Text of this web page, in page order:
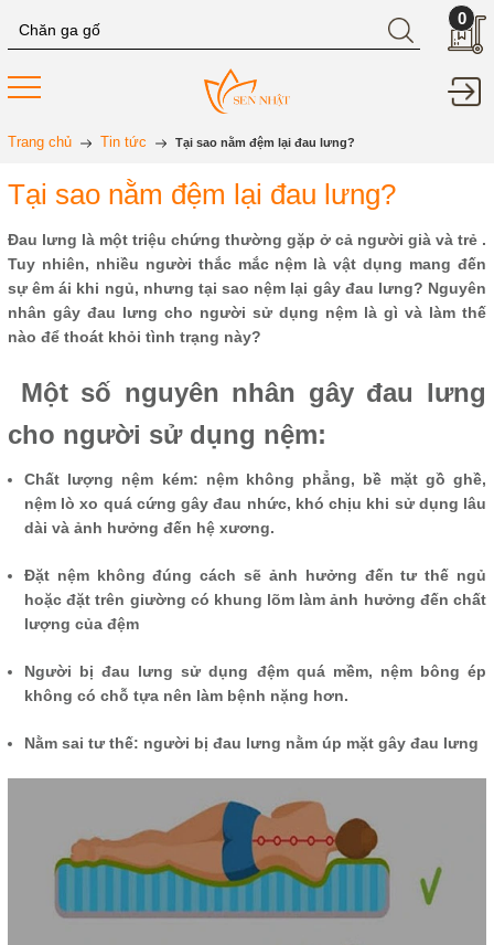
0
Trang chủ Tin tức Tại sao nằm đệm lại đau lưng?
Tại sao nằm đệm lại đau lưng?
Đau lưng là một triệu chứng thường gặp ở cả người già và trẻ .
Tuy nhiên, nhiều người thắc mắc nệm là vật dụng mang đến
sự êm ái khi ngủ, nhưng tại sao nệm lại gây đau lưng? Nguyên
nhân gây đau lưng cho người sử dụng nệm là gì và làm thế
nào để thoát khỏi tình trạng này?
Một số nguyên nhân gây đau lưng
cho người sử dụng nệm:
Chất lượng nệm kém: nệm không phẳng, bề mặt gồ ghề,
nệm lò xo quá cứng gây đau nhức, khó chịu khi sử dụng lâu
dài và ảnh hưởng đến hệ xương.
Đặt nệm không đúng cách sẽ ảnh hưởng đến tư thế ngủ
hoặc đặt trên giường có khung lõm làm ảnh hưởng đến chất
lượng của đệm
Người bị đau lưng sử dụng đệm quá mềm, nệm bông ép
không có chỗ tựa nên làm bệnh nặng hơn.
Nằm sai tư thế: người bị đau lưng nằm úp mặt gây đau lưng